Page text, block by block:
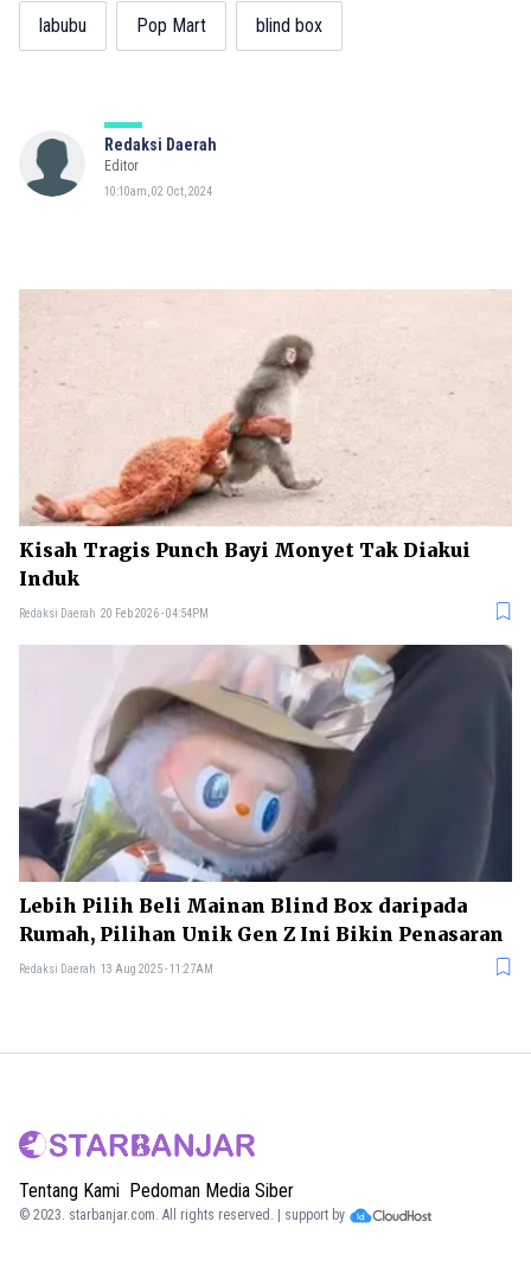
labubu Pop Mart blind box
Redaksi Daerah
Editor
10:10am, 02 Oct, 2024
Kisah Tragis Punch Bayi Monyet Tak Diakui
Induk
Redaksi Daerah 20 Feb 2026 - 04:54PM
Lebih Pilih Beli Mainan Blind Box daripada
Rumah, Pilihan Unik Gen Z Ini Bikin Penasaran
Redaksi Daerah 13 Aug 2025 - 11:27AM
Tentang Kami Pedoman Media Siber
© 2023. starbanjar.com. All rights reserved. | support by